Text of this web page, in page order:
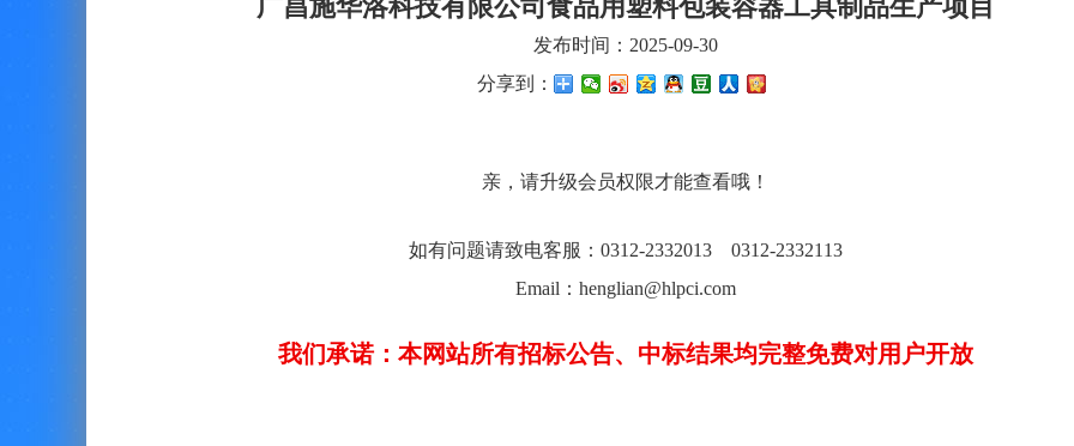
广昌施华洛科技有限公司食品用塑料包装容器工具制品生产项目
发布时间：2025-09-30
分享到：
亲，请升级会员权限才能查看哦！
如有问题请致电客服：0312-2332013 0312-2332113
Email：henglian@hlpci.com
我们承诺：本网站所有招标公告、中标结果均完整免费对用户开放